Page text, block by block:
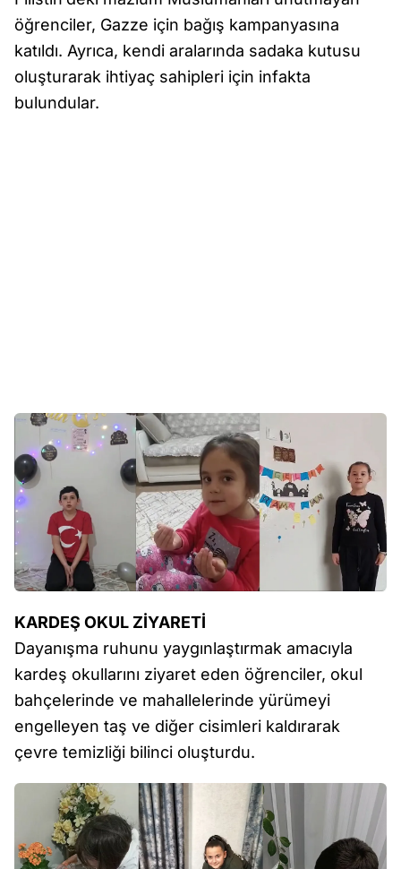
öğrenciler, Gazze için bağış kampanyasına
katıldı. Ayrıca, kendi aralarında sadaka kutusu
oluşturarak ihtiyaç sahipleri için infakta
bulundular.
KARDEŞ OKUL ZİYARETİ
Dayanışma ruhunu yaygınlaştırmak amacıyla
kardeş okullarını ziyaret eden öğrenciler, okul
bahçelerinde ve mahallelerinde yürümeyi
engelleyen taş ve diğer cisimleri kaldırarak
çevre temizliği bilinci oluşturdu.